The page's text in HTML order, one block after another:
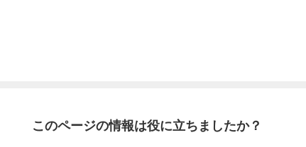
このページの情報は役に立ちましたか？